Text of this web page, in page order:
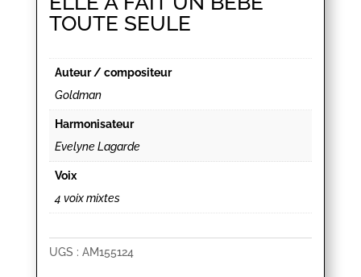
TOUTE SEULE
Auteur / compositeur
Goldman
Harmonisateur
Evelyne Lagarde
Voix
4 voix mixtes
UGS : AM155124